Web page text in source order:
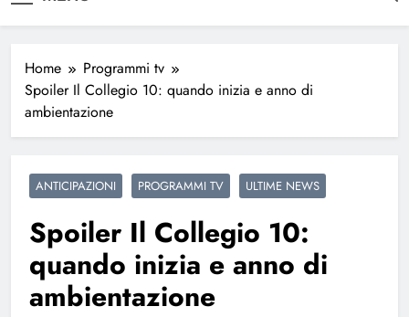
Home
Programmi tv
Spoiler Il Collegio 10: quando inizia e anno di
ambientazione
ANTICIPAZIONI PROGRAMMI TV ULTIME NEWS
Spoiler Il Collegio 10:
quando inizia e anno di
ambientazione